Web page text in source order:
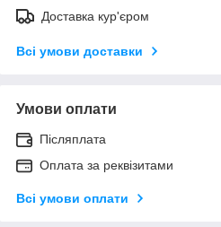
Доставка кур'єром
Всі умови доставки
Умови оплати
Післяплата
Оплата за реквізитами
Всі умови оплати